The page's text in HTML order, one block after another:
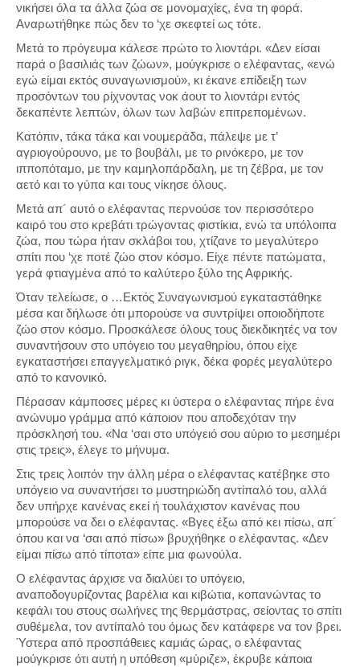
νικήσει όλα τα άλλα ζώα σε μονομαχίες, ένα τη φορά.
Αναρωτήθηκε πώς δεν το ‘χε σκεφτεί ως τότε.
Μετά το πρόγευμα κάλεσε πρώτο το λιοντάρι. «Δεν είσαι
παρά ο βασιλιάς των ζώων», μούγκρισε ο ελέφαντας, «ενώ
εγώ είμαι εκτός συναγωνισμού», κι έκανε επίδειξη των
προσόντων του ρίχνοντας νοκ άουτ το λιοντάρι εντός
δεκαπέντε λεπτών, όλων των λαβών επιτρεπομένων.
Κατόπιν, τάκα τάκα και νουμεράδα, πάλεψε με τ’
αγριογούρουνο, με το βουβάλι, με το ρινόκερο, με τον
ιπποπόταμο, με την καμηλοπάρδαλη, με τη ζέβρα, με τον
αετό και το γύπα και τους νίκησε όλους.
Μετά απ´ αυτό ο ελέφαντας περνούσε τον περισσότερο
καιρό του στο κρεβάτι τρώγοντας φιστίκια, ενώ τα υπόλοιπα
ζώα, που τώρα ήταν σκλάβοι του, χτίζανε το μεγαλύτερο
σπίτι που ‘χε ποτέ ζώο στον κόσμο. Είχε πέντε πατώματα,
γερά φτιαγμένα από το καλύτερο ξύλο της Αφρικής.
Όταν τελείωσε, ο …Εκτός Συναγωνισμού εγκαταστάθηκε
μέσα και δήλωσε ότι μπορούσε να συντρίψει οποιοδήποτε
ζώο στον κόσμο. Προσκάλεσε όλους τους διεκδικητές να τον
συναντήσουν στο υπόγειο του μεγαθηρίου, όπου είχε
εγκαταστήσει επαγγελματικό ριγκ, δέκα φορές μεγαλύτερο
από το κανονικό.
Πέρασαν κάμποσες μέρες κι ύστερα ο ελέφαντας πήρε ένα
ανώνυμο γράμμα από κάποιον που αποδεχόταν την
πρόσκλησή του. «Να ‘σαι στο υπόγειό σου αύριο το μεσημέρι
στις τρεις», έλεγε το μήνυμα.
Στις τρεις λοιπόν την άλλη μέρα ο ελέφαντας κατέβηκε στο
υπόγειο να συναντήσει το μυστηριώδη αντίπαλό του, αλλά
δεν υπήρχε κανένας εκεί ή τουλάχιστον κανένας που
μπορούσε να δει ο ελέφαντας. «Βγες έξω από κει πίσω, απ´
όπου και να ‘σαι από πίσω» βρυχήθηκε ο ελέφαντας. «Δεν
είμαι πίσω από τίποτα» είπε μια φωνούλα.
Ο ελέφαντας άρχισε να διαλύει το υπόγειο,
αναποδογυρίζοντας βαρέλια και κιβώτια, κοπανώντας το
κεφάλι του στους σωλήνες της θερμάστρας, σείοντας το σπίτι
συθέμελα, τον αντίπαλό του όμως δεν κατάφερε να τον βρει.
Ύστερα από προσπάθειες καμιάς ώρας, ο ελέφαντας
μούγκρισε ότι αυτή η υπόθεση «μύριζε», έκρυβε κάποια